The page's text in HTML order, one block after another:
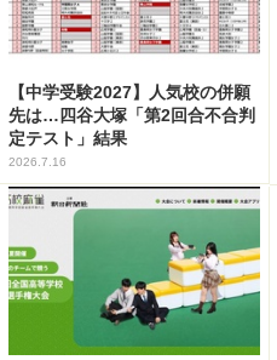
【中学受験2027】人気校の併願
先は…四谷大塚「第2回合不合判
定テスト」結果
2026.7.16